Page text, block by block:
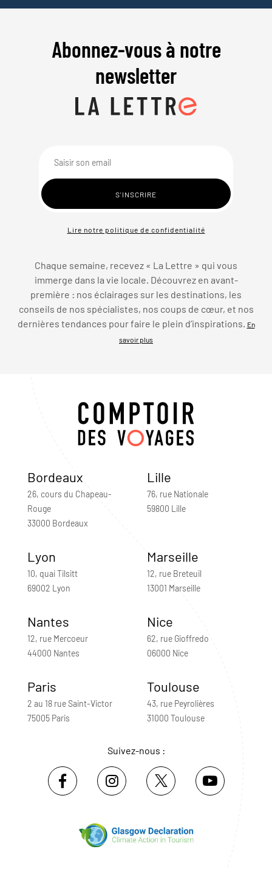
Abonnez-vous à notre
newsletter
Lire notre politique de confidentialité
Chaque semaine, recevez « La Lettre » qui vous
immerge dans la vie locale. Découvrez en avant-
première : nos éclairages sur les destinations, les
conseils de nos spécialistes, nos coups de cœur, et nos
dernières tendances pour faire le plein d’inspirations.
En
savoir plus
Bordeaux
26, cours du Chapeau-
Rouge
33000 Bordeaux
Lille
76, rue Nationale
59800 Lille
Lyon
10, quai Tilsitt
69002 Lyon
Marseille
12, rue Breteuil
13001 Marseille
Nantes
12, rue Mercoeur
44000 Nantes
Nice
62, rue Gioffredo
06000 Nice
Paris
2 au 18 rue Saint-Victor
75005 Paris
Toulouse
43, rue Peyrolières
31000 Toulouse
Suivez-nous :